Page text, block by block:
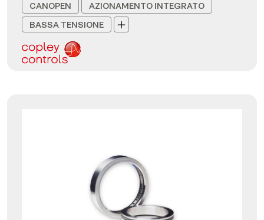
CANOPEN
AZIONAMENTO INTEGRATO
BASSA TENSIONE